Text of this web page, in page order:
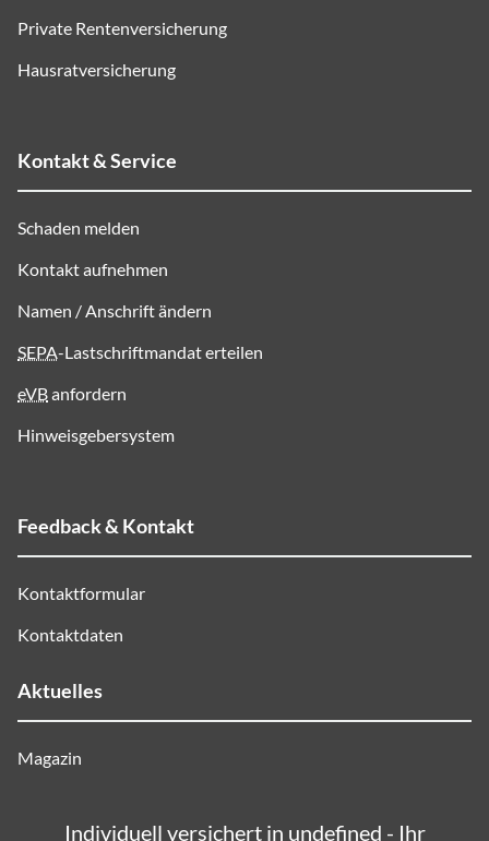
Private Rentenversicherung
Hausratversicherung
Kontakt & Service
Schaden melden
Kontakt aufnehmen
Namen / Anschrift ändern
SEPA-Lastschriftmandat erteilen
eVBanfordern
Hinweisgebersystem
Feedback & Kontakt
Kontaktformular
Kontaktdaten
Aktuelles
Magazin
Individuell versichert in undefined - Ihr